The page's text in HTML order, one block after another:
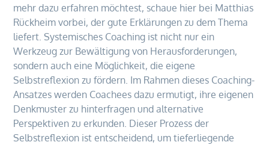
mehr dazu erfahren möchtest, schaue hier bei Matthias
Rückheim vorbei, der gute Erklärungen zu dem Thema
liefert. Systemisches Coaching ist nicht nur ein
Werkzeug zur Bewältigung von Herausforderungen,
sondern auch eine Möglichkeit, die eigene
Selbstreflexion zu fördern. Im Rahmen dieses Coaching-
Ansatzes werden Coachees dazu ermutigt, ihre eigenen
Denkmuster zu hinterfragen und alternative
Perspektiven zu erkunden. Dieser Prozess der
Selbstreflexion ist entscheidend, um tieferliegende